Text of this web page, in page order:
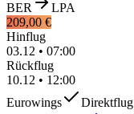
BER
LPA
209,00 €
Hinflug
03.12 • 07:00
Rückflug
10.12 • 12:00
Eurowings
Direktflug